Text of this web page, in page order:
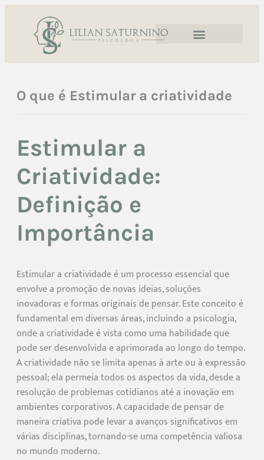
O que é Estimular a criatividade
Estimular a
Criatividade:
Definição e
Importância
Estimular a criatividade é um processo essencial que
envolve a promoção de novas ideias, soluções
inovadoras e formas originais de pensar. Este conceito é
fundamental em diversas áreas, incluindo a psicologia,
onde a criatividade é vista como uma habilidade que
pode ser desenvolvida e aprimorada ao longo do tempo.
A criatividade não se limita apenas à arte ou à expressão
pessoal; ela permeia todos os aspectos da vida, desde a
resolução de problemas cotidianos até a inovação em
ambientes corporativos. A capacidade de pensar de
maneira criativa pode levar a avanços significativos em
várias disciplinas, tornando-se uma competência valiosa
no mundo moderno.